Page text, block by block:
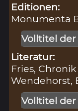
Editionen:
Monumenta
Volltitel
Literatur:
Fries, Chronik
Wendehorst,
Volltitel